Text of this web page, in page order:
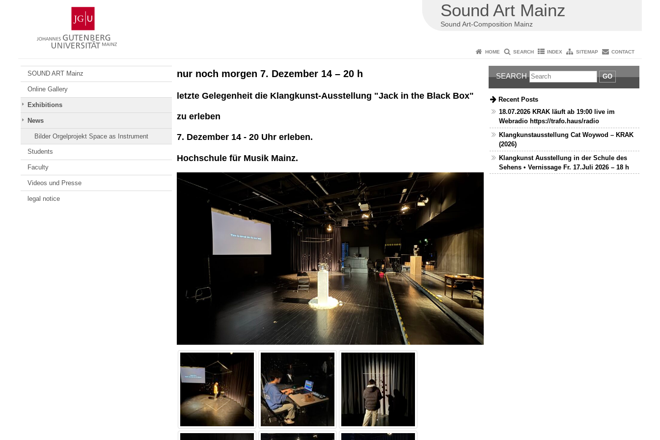
Gutenberg
University
Mainz
Sound Art Mainz
Sound Art-Composition Mainz
HOME SEARCH INDEX SITEMAP CONTACT
SOUND ART Mainz
Online Gallery
Exhibitions
News
Bilder Orgelprojekt Space as Instrument
Students
Faculty
Videos und Presse
legal notice
nur noch morgen 7. Dezember 14 – 20 h
letzte Gelegenheit die Klangkunst-Ausstellung "Jack in the Black Box"
zu erleben
7. Dezember 14 - 20 Uhr erleben.
Hochschule für Musik Mainz.
SEARCH GO
Recent Posts
18.07.2026 KRAK läuft ab 19:00 live im
Webradio https://trafo.haus/radio
Klangkunstausstellung Cat Woywod – KRAK
(2026)
Klangkunst Ausstellung in der Schule des
Sehens • Vernissage Fr. 17.Juli 2026 – 18 h